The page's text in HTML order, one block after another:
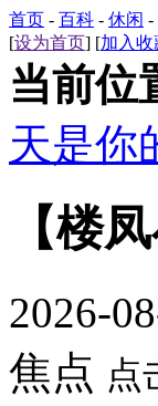
首页 - 百科 - 休闲 -
[设为首页] [加入收
当前位
天是你
【楼
2026-
焦点 点